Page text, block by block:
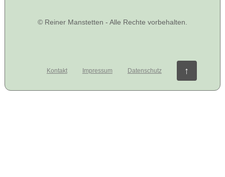
© Reiner Manstetten - Alle Rechte vorbehalten.
↑
Datenschutz
Impressum
Kontakt